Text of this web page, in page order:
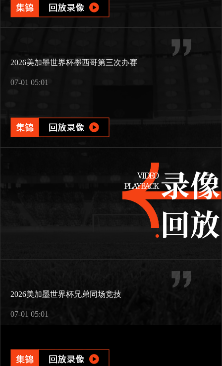
2026美加墨世界杯墨西哥第三次办赛
07-01 05:01
2026美加墨世界杯兄弟同场竞技
07-01 05:01